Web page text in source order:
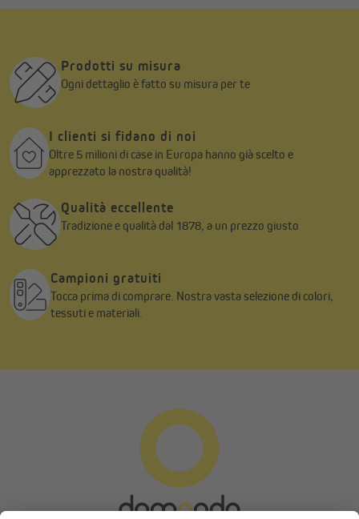
Prodotti su misura
Ogni dettaglio è fatto su misura per te
I clienti si fidano di noi
Oltre 5 milioni di case in Europa hanno già scelto e
apprezzato la nostra qualità!
Qualità eccellente
Tradizione e qualità dal 1878, a un prezzo giusto
Campioni gratuiti
Tocca prima di comprare. Nostra vasta selezione di colori,
tessuti e materiali.